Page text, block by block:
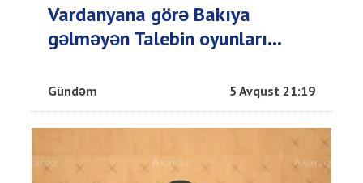
Vardanyana görə Bakıya
gəlməyən Talebin oyunları...
Gündəm 5 Avqust 21:19